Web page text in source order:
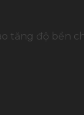
tăng độ bền